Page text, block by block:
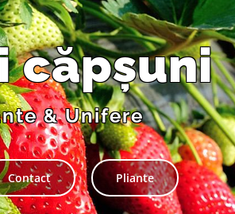
căpșuni
& Unifere
Contact Pliante